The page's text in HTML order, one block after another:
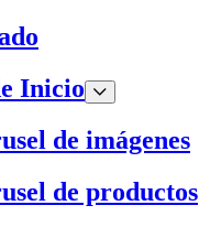
Inicio
de imágenes
de productos